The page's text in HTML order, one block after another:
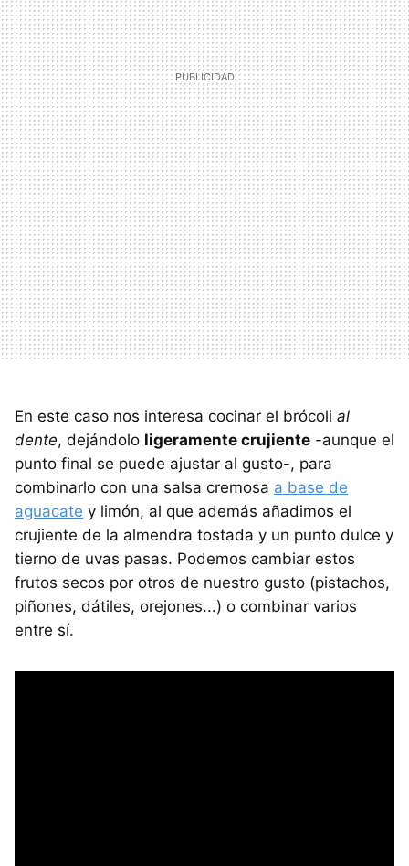
En este caso nos interesa cocinar el brócoli al
dente, dejándolo ligeramente crujiente -aunque el
punto final se puede ajustar al gusto-, para
combinarlo con una salsa cremosa a base de
aguacate y limón, al que además añadimos el
crujiente de la almendra tostada y un punto dulce y
tierno de uvas pasas. Podemos cambiar estos
frutos secos por otros de nuestro gusto (pistachos,
piñones, dátiles, orejones...) o combinar varios
entre sí.